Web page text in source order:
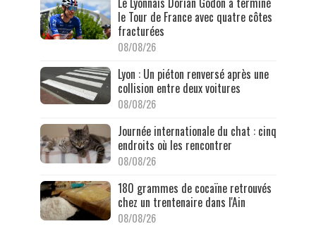
le Tour de France avec quatre côtes
fracturées
08/08/26
Lyon : Un piéton renversé après une
collision entre deux voitures
08/08/26
Journée internationale du chat : cinq
endroits où les rencontrer
08/08/26
180 grammes de cocaïne retrouvés
chez un trentenaire dans l'Ain
08/08/26